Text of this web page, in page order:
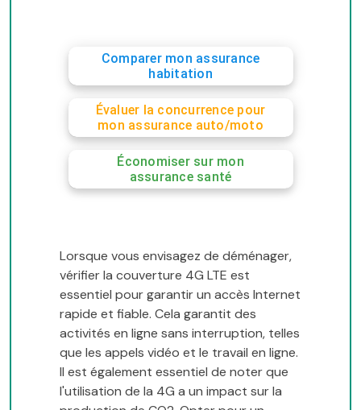
Comparer mon assurance
habitation
Évaluer la concurrence pour
mon assurance auto/moto
Économiser sur mon
assurance santé
Lorsque vous envisagez de déménager,
vérifier la couverture 4G LTE est
essentiel pour garantir un accès Internet
rapide et fiable. Cela garantit des
activités en ligne sans interruption, telles
que les appels vidéo et le travail en ligne.
Il est également essentiel de noter que
l'utilisation de la 4G a un impact sur la